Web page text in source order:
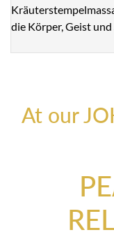
die Körper, Geist und
At our